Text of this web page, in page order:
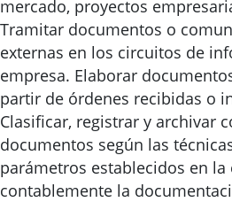
mercado, proyectos
Tramitar documentos o
externas en los circuitos de
empresa. Elaborar
partir de órdenes recibidas o
Clasificar, registrar y archivar
documentos según las
parámetros establecidos en la
contablemente la